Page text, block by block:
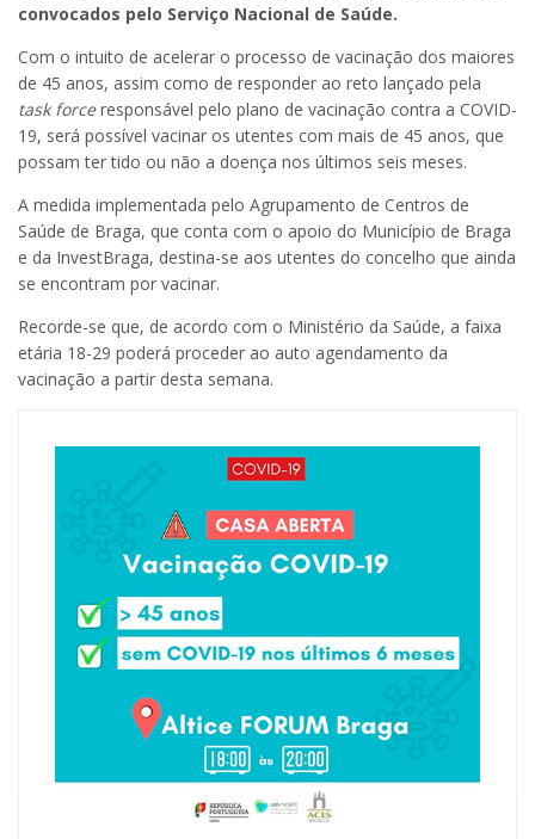
convocados pelo Serviço Nacional de Saúde.
Com o intuito de acelerar o processo de vacinação dos maiores
de 45 anos, assim como de responder ao reto lançado pela
task forceresponsável pelo plano de vacinação contra a COVID-
19, será possível vacinar os utentes com mais de 45 anos, que
possam ter tido ou não a doença nos últimos seis meses.
A medida implementada pelo Agrupamento de Centros de
Saúde de Braga, que conta com o apoio do Município de Braga
e da InvestBraga, destina-se aos utentes do concelho que ainda
se encontram por vacinar.
Recorde-se que, de acordo com o Ministério da Saúde, a faixa
etária 18-29 poderá proceder ao auto agendamento da
vacinação a partir desta semana.